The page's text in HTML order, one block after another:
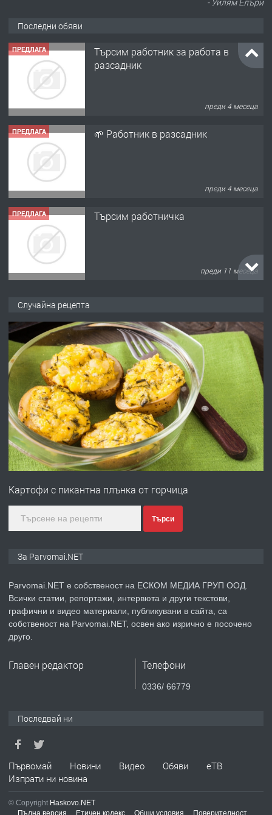
Последни обяви
ПРЕДЛАГА
Търсим работник за работа в
разсадник
преди 4 месеца
ПРЕДЛАГА 🌱 Работник в разсадник
преди 4 месеца
ПРЕДЛАГА Търсим работничка
преди 11 месеца
преди 1 година
ПРЕДЛАГА Работа за общи работници
преди 1 година
ПРЕДЛАГА
Първи поход "По стъпките на Ангел
преди 1 година
ПРЕДЛАГА Уроци по Математика
преди 1 година
Случайна рецепта
Картофи с пикантна плънка от горчица
Търси
За Parvomai.NET
Parvomai.NET е собственост на ЕСКОМ МЕДИА ГРУП ООД.
Всички статии, репортажи, интервюта и други текстови,
графични и видео материали, публикувани в сайта, са
собственост на Parvomai.NET, освен ако изрично е посочено
друго.
Главен редактор Телефони
0336/ 66779
Последвай ни
Първомай Новини Видео Обяви
еТВ
Изпрати ни новина
© Copyright Haskovo.NET
Пълна версия
Етичен кодекс Общи условия Поверителност